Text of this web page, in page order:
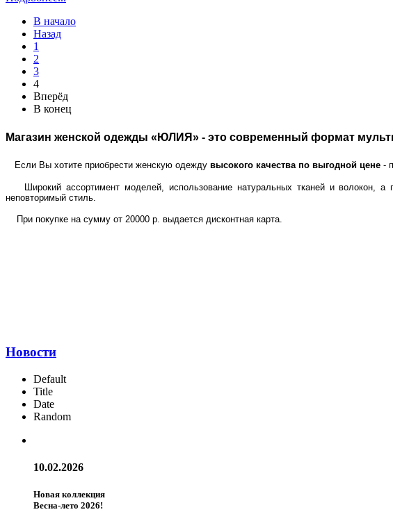
В начало
Назад
1
2
3
4
Вперёд
В конец
Магазин женской одежды «ЮЛИЯ» - это современный формат
Если Вы хотите приобрести женскую одежду высокого качества по выгодной цене -
Широкий ассортимент моделей, использование натуральных тканей и волокон,
неповторимый стиль.
При покупке на сумму от 20000 р. выдается дисконтная карта.
Новости
Default
Title
Date
Random
10.02.2026
Новая коллекция
Весна-лето 2026!